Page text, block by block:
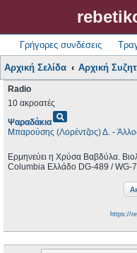
Γρήγορες συνδέσεις
Αρχική Σελίδα Αρχική
Radio
10 ακροατές
Ψαραδάκιαpageview
Μπαρούσης (Λορέντζος) Δ. -
Ερμηνεύει η Χρύσα Βαβδύλα.
Columbia Ελλάδο DG-489 / WG-
https://